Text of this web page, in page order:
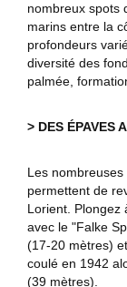
nombreux spots
marins entre la
profondeurs
diversité des
palmée,
> DES ÉPAVES
Les
permettent de
Lorient. Plongez
avec le "Falke
(17-20 mètres)
coulé en 1942
(39 mètres).